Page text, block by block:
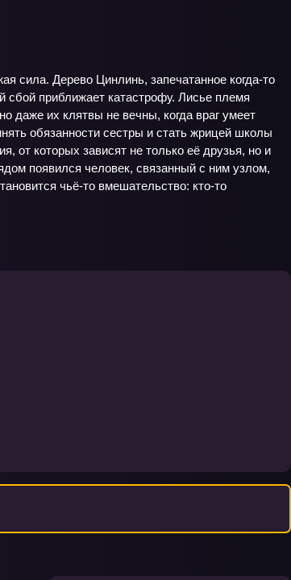
сила. Дерево Цинлинь, запечатанное когда-то
приближает катастрофу. Лисье племя
даже их клятвы не вечны, когда враг умеет
обязанности сестры и стать жрицей школы
от которых зависят не только её друзья, но и
появился человек, связанный с ним узлом,
чьё-то вмешательство: кто-то